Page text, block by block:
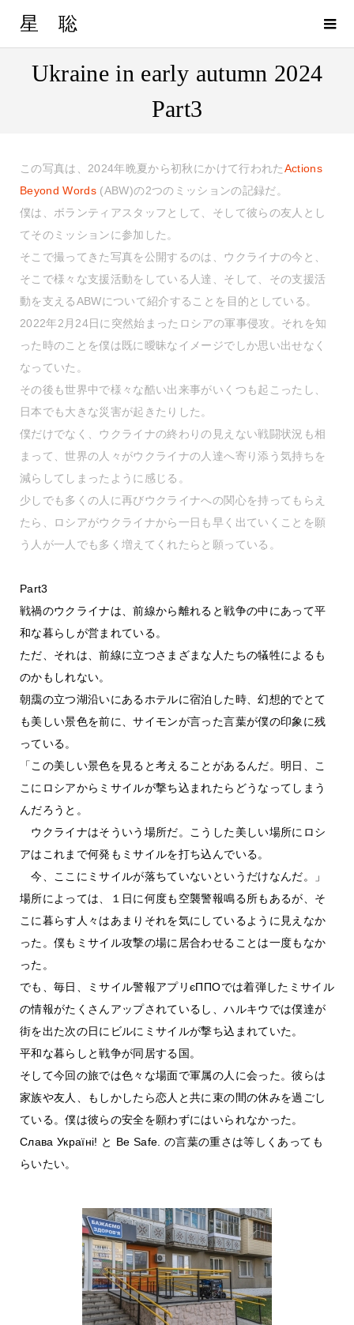
星 聡
Ukraine in early autumn 2024
Part3
この写真は、2024年晩夏から初秋にかけて行われたActions
Beyond Words (ABW)の2つのミッションの記録だ。
僕は、ボランティアスタッフとして、そして彼らの友人とし
てそのミッションに参加した。
そこで撮ってきた写真を公開するのは、ウクライナの今と、
そこで様々な支援活動をしている人達、そして、その支援活
動を支えるABWについて紹介することを目的としている。
2022年2月24日に突然始まったロシアの軍事侵攻。それを知
った時のことを僕は既に曖昧なイメージでしか思い出せなく
なっていた。
その後も世界中で様々な酷い出来事がいくつも起こったし、
日本でも大きな災害が起きたりした。
僕だけでなく、ウクライナの終わりの見えない戦闘状況も相
まって、世界の人々がウクライナの人達へ寄り添う気持ちを
減らしてしまったように感じる。
少しでも多くの人に再びウクライナへの関心を持ってもらえ
たら、ロシアがウクライナから一日も早く出ていくことを願
う人が一人でも多く増えてくれたらと願っている。
Part3
戦禍のウクライナは、前線から離れると戦争の中にあって平
和な暮らしが営まれている。
ただ、それは、前線に立つさまざまな人たちの犠牲によるも
のかもしれない。
朝靄の立つ湖沿いにあるホテルに宿泊した時、幻想的でとて
も美しい景色を前に、サイモンが言った言葉が僕の印象に残
っている。
「この美しい景色を見ると考えることがあるんだ。明日、こ
こにロシアからミサイルが撃ち込まれたらどうなってしまう
んだろうと。
ウクライナはそういう場所だ。こうした美しい場所にロシ
アはこれまで何発もミサイルを打ち込んでいる。
今、ここにミサイルが落ちていないというだけなんだ。」
場所によっては、１日に何度も空襲警報鳴る所もあるが、そ
こに暮らす人々はあまりそれを気にしているように見えなか
った。僕もミサイル攻撃の場に居合わせることは一度もなか
った。
でも、毎日、ミサイル警報アプリєППОでは着弾したミサイル
の情報がたくさんアップされているし、ハルキウでは僕達が
街を出た次の日にビルにミサイルが撃ち込まれていた。
平和な暮らしと戦争が同居する国。
そして今回の旅では色々な場面で軍属の人に会った。彼らは
家族や友人、もしかしたら恋人と共に束の間の休みを過ごし
ている。僕は彼らの安全を願わずにはいられなかった。
Слава Україні! と Be Safe. の言葉の重さは等しくあっても
らいたい。